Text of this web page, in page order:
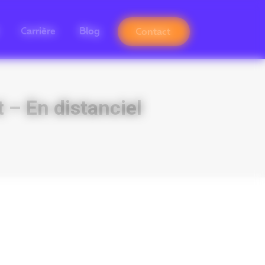
Carrière Blog Contact
En distanciel